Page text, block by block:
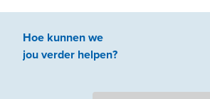
Hoe kunnen we
jouverder helpen?